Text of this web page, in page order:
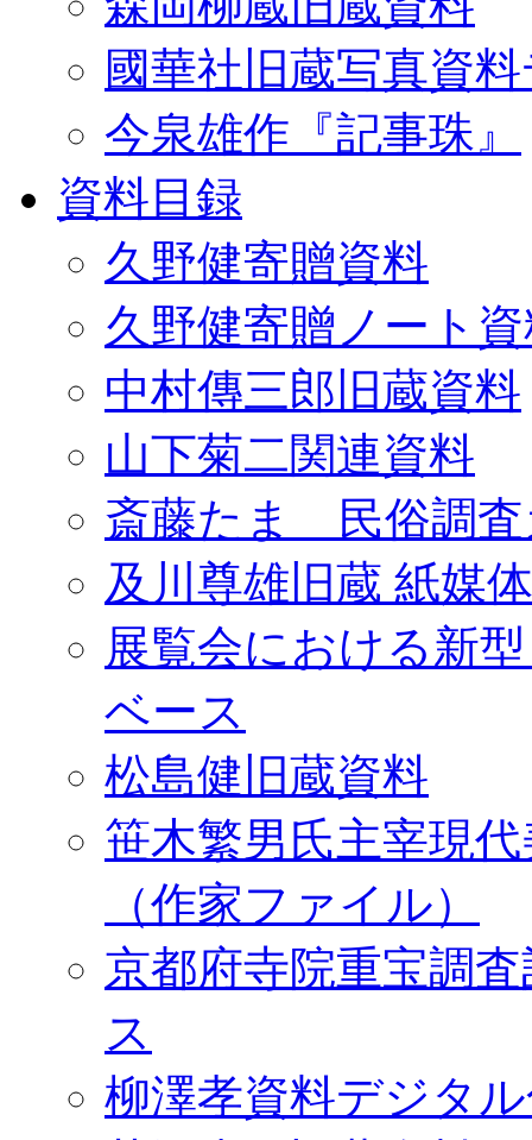
國華社旧蔵写真資
今泉雄作『記事珠』
資料目録
久野健寄贈資料
久野健寄贈ノート
中村傳三郎旧蔵資料
山下菊二関連資料
斎藤たま 民俗調査
及川尊雄旧蔵 紙媒
展覧会における新
ベース
松島健旧蔵資料
笹木繁男氏主宰現
（作家ファイル）
京都府寺院重宝調
ス
柳澤孝資料デジタ